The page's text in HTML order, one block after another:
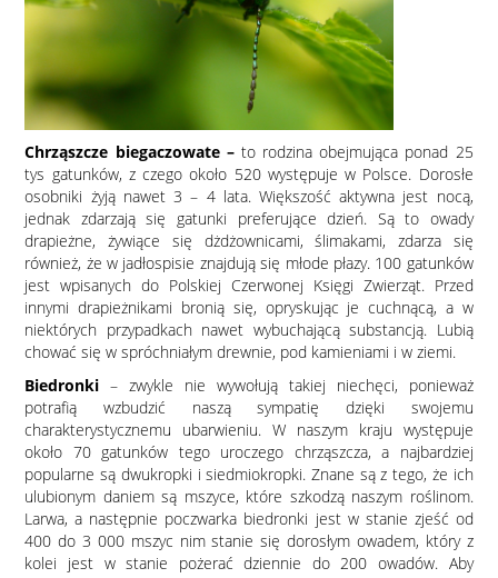
Chrząszcze biegaczowate –to rodzina obejmująca ponad 25
tys gatunków, z czego około 520 występuje w Polsce. Dorosłe
osobniki żyją nawet 3 – 4 lata. Większość aktywna jest nocą,
jednak zdarzają się gatunki preferujące dzień. Są to owady
drapieżne, żywiące się dżdżownicami, ślimakami, zdarza się
również, że w jadłospisie znajdują się młode płazy. 100 gatunków
jest wpisanych do Polskiej Czerwonej Księgi Zwierząt. Przed
innymi drapieżnikami bronią się, opryskując je cuchnącą, a w
niektórych przypadkach nawet wybuchającą substancją. Lubią
chować się w spróchniałym drewnie, pod kamieniami i w ziemi.
Biedronki– zwykle nie wywołują takiej niechęci, ponieważ
potrafią wzbudzić naszą sympatię dzięki swojemu
charakterystycznemu ubarwieniu. W naszym kraju występuje
około 70 gatunków tego uroczego chrząszcza, a najbardziej
popularne są dwukropki i siedmiokropki. Znane są z tego, że ich
ulubionym daniem są mszyce, które szkodzą naszym roślinom.
Larwa, a następnie poczwarka biedronki jest w stanie zjeść od
400 do 3 000 mszyc nim stanie się dorosłym owadem, który z
kolei jest w stanie pożerać dziennie do 200 owadów. Aby